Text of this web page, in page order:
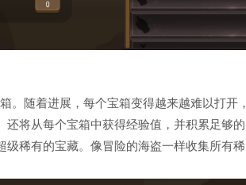
。随着进展，每个宝箱变得越来越难以打开，
将从每个宝箱中获得经验值，并积累足够的
稀有的宝藏。像冒险的海盗一样收集所有稀